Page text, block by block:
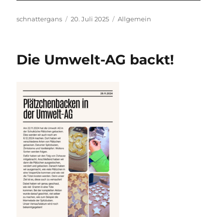
Autor
schnattergans
Veröffentlicht
20. Juli 2025 Kategorien
Allgemein
Die Umwelt-AG backt!